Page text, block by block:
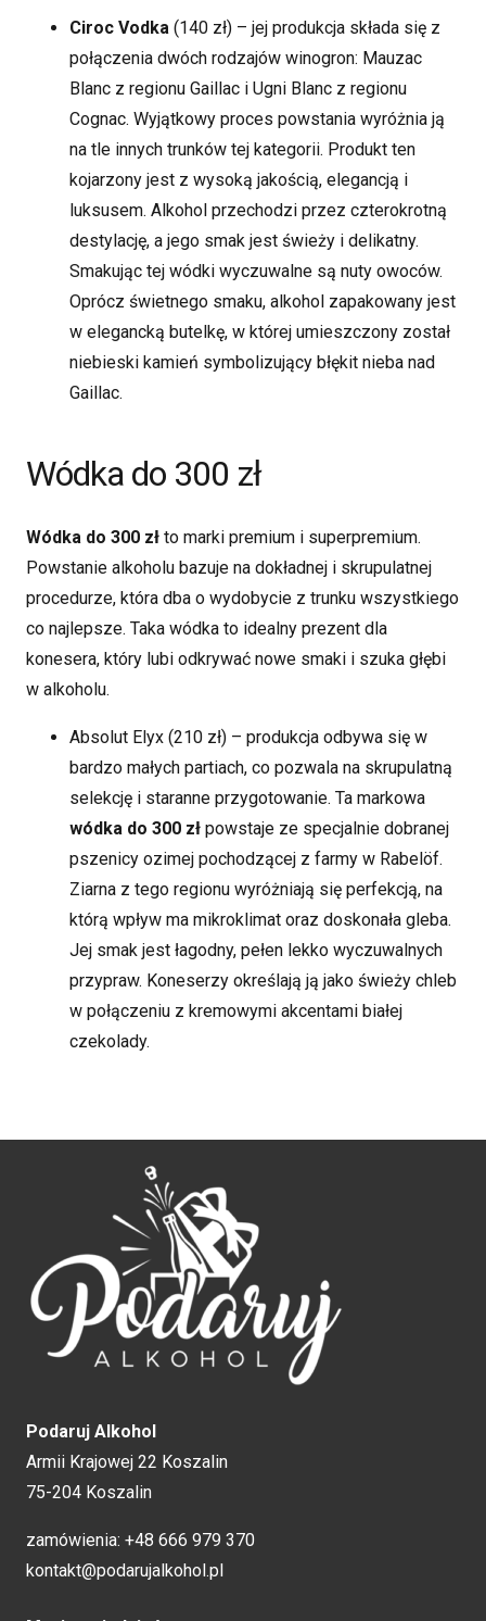
Ciroc Vodka (140 zł) – jej produkcja składa się z
połączenia dwóch rodzajów winogron: Mauzac
Blanc z regionu Gaillac i Ugni Blanc z regionu
Cognac. Wyjątkowy proces powstania wyróżnia ją
na tle innych trunków tej kategorii. Produkt ten
kojarzony jest z wysoką jakością, elegancją i
luksusem. Alkohol przechodzi przez czterokrotną
destylację, a jego smak jest świeży i delikatny.
Smakując tej wódki wyczuwalne są nuty owoców.
Oprócz świetnego smaku, alkohol zapakowany jest
w elegancką butelkę, w której umieszczony został
niebieski kamień symbolizujący błękit nieba nad
Gaillac.
Wódka do 300 zł
Wódka do 300 zł to marki premium i superpremium.
Powstanie alkoholu bazuje na dokładnej i skrupulatnej
procedurze, która dba o wydobycie z trunku wszystkiego
co najlepsze. Taka wódka to idealny prezent dla
konesera, który lubi odkrywać nowe smaki i szuka głębi
w alkoholu.
Absolut Elyx (210 zł) – produkcja odbywa się w
bardzo małych partiach, co pozwala na skrupulatną
selekcję i staranne przygotowanie. Ta markowa
wódka do 300 zł powstaje ze specjalnie dobranej
pszenicy ozimej pochodzącej z farmy w Rabelöf.
Ziarna z tego regionu wyróżniają się perfekcją, na
którą wpływ ma mikroklimat oraz doskonała gleba.
Jej smak jest łagodny, pełen lekko wyczuwalnych
przypraw. Koneserzy określają ją jako świeży chleb
w połączeniu z kremowymi akcentami białej
czekolady.
Podaruj Alkohol
Armii Krajowej 22 Koszalin
75-204 Koszalin
zamówienia: +48 666 979 370
kontakt@podarujalkohol.pl